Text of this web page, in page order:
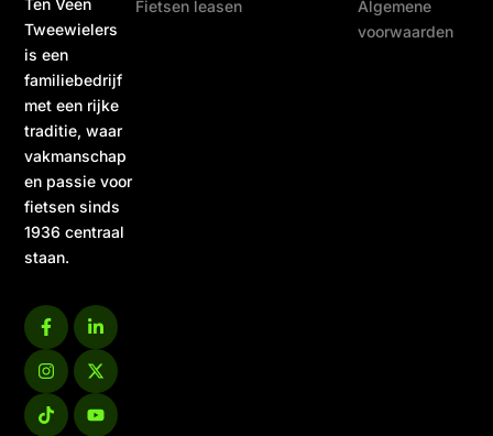
Ten Veen
Tweewielers
is een
familiebedrijf
met een rijke
traditie, waar
vakmanschap
en passie voor
fietsen sinds
1936 centraal
staan.
Fietsen leasen
Algemene
voorwaarden